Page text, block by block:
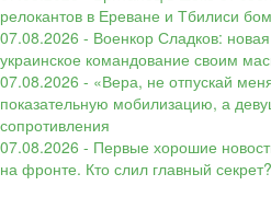
релокантов в Ереване и Тбилиси
07.08.2026 - Военкор Сладков:
украинское командование своим
07.08.2026 - «Вера, не отпускай
показательную мобилизацию, а
сопротивления
07.08.2026 - Первые хорошие
на фронте. Кто слил главный секрет?